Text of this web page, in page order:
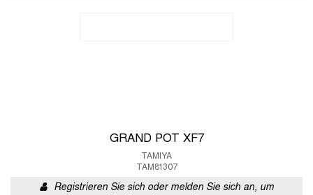
GRAND POT XF7
TAMIYA
TAM81307
Registrieren Sie sich oder melden Sie sich an, um